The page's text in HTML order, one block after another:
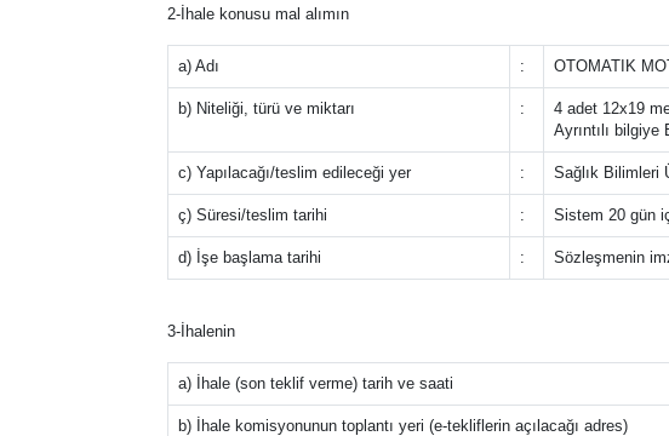
2-İhale konusu mal alımın
a) Adı : OTOMATIK
b) Niteliği, türü ve miktarı :
4 adet 12x19
Ayrıntılı
c) Yapılacağı/teslim edileceği yer : Sağlık Bilimleri
ç) Süresi/teslim tarihi : Sistem 20 gün
d) İşe başlama tarihi : Sözleşmenin
3-İhalenin
a) İhale (son teklif verme) tarih ve saati
b) İhale komisyonunun toplantı yeri (e-tekliflerin açılacağı adres)